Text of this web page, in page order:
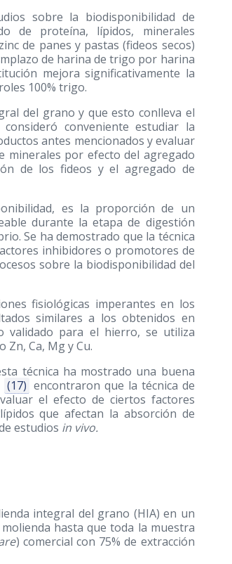
sobre la biodisponibilidad de
de proteína, lípidos, minerales
de panes y pastas (fideos secos)
de harina de trigo por harina
mejora significativamente la
100% trigo.
del grano y que esto conlleva el
conveniente estudiar la
antes mencionados y evaluar
minerales por efecto del agregado
de los fideos y el agregado de
es la proporción de un
durante la etapa de digestión
Se ha demostrado que la técnica
inhibidores o promotores de
sobre la biodisponibilidad del
fisiológicas imperantes en los
similares a los obtenidos en
validado para el hierro, se utiliza
Ca, Mg y Cu.
técnica ha mostrado una buena
(17) encontraron que la técnica de
el efecto de ciertos factores
que afectan la absorción de
estudios in vivo.
integral del grano (HIA) en un
hasta que toda la muestra
) comercial con 75% de extracción